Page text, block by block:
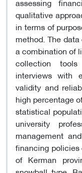
qualitative
in terms of
method. The
a combination of
collection
interviews with
validity and
high percentage
statistical
university
management
financing
of Kerman